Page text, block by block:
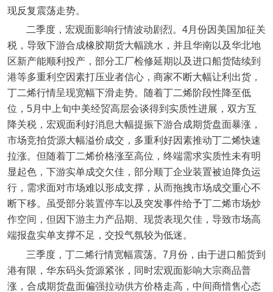
现反复震荡走势。
二季度，宏观面影响行情波动剧烈。4月份因美国加征关
税，导致下游合成橡胶期货大幅跳水，并且华南以及华北地
区新产能顺利投产，部分工厂检修延期以及进口船货陆续到
港等多重利空因素打压业者信心，商家不断大幅让利出货，
丁二烯行情呈现宽幅下滑走势。随着丁二烯阶段性降至低
位，5月中上旬中美经贸高层会谈得到实质性进展，双方互
降关税，宏观面利好消息大幅提振下游合成期货盘面暴涨，
市场竞拍货源大幅溢价成交，多重利好因素推动丁二烯快速
拉涨。但随着丁二烯价格涨至高位，终端需求实质性未有明
显起色，下游实单成交欠佳，部分顺丁企业装置被迫降负运
行，需求面对市场难以形成支撑，从而拖拽市场成交重心不
断下移。虽受部分装置停车以及突发事件给予丁二烯市场炒
作空间，但因下游主力产品期、现货表现欠佳，导致市场高
端报盘实单支撑不足，交投气氛较为低迷。
三季度，丁二烯行情宽幅震荡。7月份，由于进口船货到
港有限，华东码头货源紧张，同时宏观面影响大宗商品普
涨，合成期货盘面偏强拉动供方价格走高，中间商惜售心态